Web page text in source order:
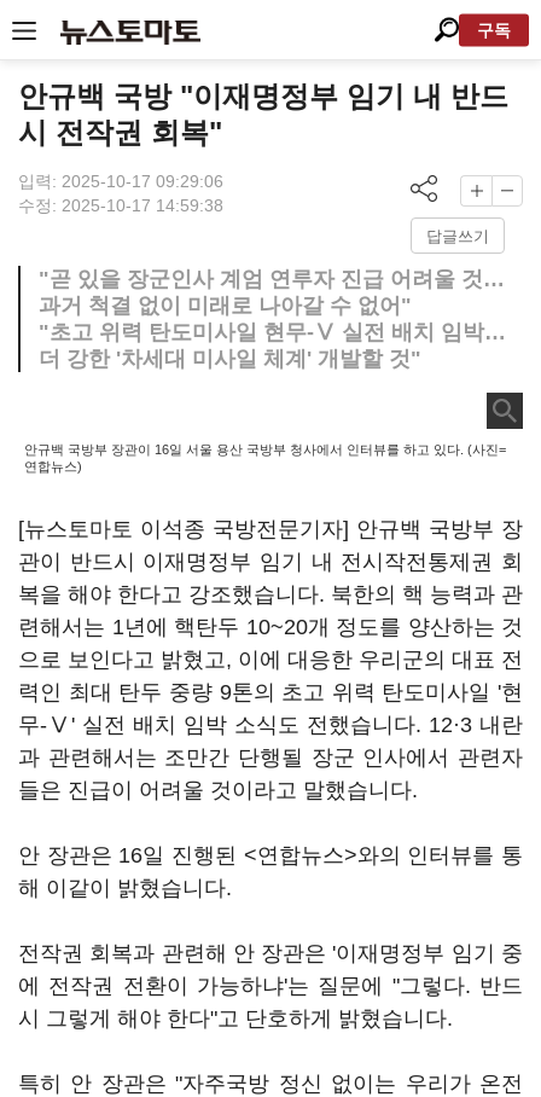
구독
안규백 국방 "이재명정부 임기 내 반드
시 전작권 회복"
입력: 2025-10-17 09:29:06
수정: 2025-10-17 14:59:38
답글쓰기
"곧 있을 장군인사 계엄 연루자 진급 어려울 것…
과거 척결 없이 미래로 나아갈 수 없어"
"초고 위력 탄도미사일 현무-Ⅴ 실전 배치 임박…
더 강한 '차세대 미사일 체계' 개발할 것"
안규백 국방부 장관이 16일 서울 용산 국방부 청사에서 인터뷰를 하고 있다. (사진=
연합뉴스)
[뉴스토마토 이석종 국방전문기자] 안규백 국방부 장
관이 반드시 이재명정부 임기 내 전시작전통제권 회
복을 해야 한다고 강조했습니다. 북한의 핵 능력과 관
련해서는 1년에 핵탄두 10~20개 정도를 양산하는 것
으로 보인다고 밝혔고, 이에 대응한 우리군의 대표 전
력인 최대 탄두 중량 9톤의 초고 위력 탄도미사일 '현
무-Ⅴ' 실전 배치 임박 소식도 전했습니다. 12·3 내란
과 관련해서는 조만간 단행될 장군 인사에서 관련자
들은 진급이 어려울 것이라고 말했습니다.
안 장관은 16일 진행된 <연합뉴스>와의 인터뷰를 통
해 이같이 밝혔습니다.
전작권 회복과 관련해 안 장관은 '이재명정부 임기 중
에 전작권 전환이 가능하냐'는 질문에 "그렇다. 반드
시 그렇게 해야 한다"고 단호하게 밝혔습니다.
특히 안 장관은 "자주국방 정신 없이는 우리가 온전